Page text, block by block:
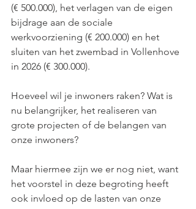
(€ 500.000), het verlagen van de eigen
bijdrage aan de sociale
werkvoorziening (€ 200.000) en het
sluiten van het zwembad in Vollenhove
in 2026 (€ 300.000).
Hoeveel wil je inwoners raken? Wat is
nu belangrijker, het realiseren van
grote projecten of de belangen van
onze inwoners?
Maar hiermee zijn we er nog niet, want
het voorstel in deze begroting heeft
ook invloed op de lasten van onze